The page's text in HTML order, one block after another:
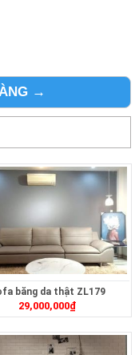
→
băng da thật ZL179
29,000,000₫